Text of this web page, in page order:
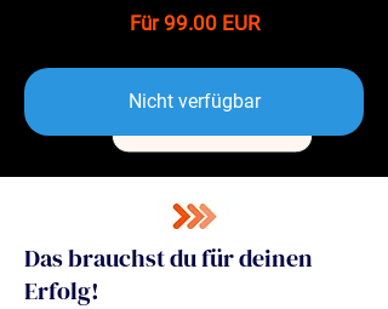
Für 99.00 EUR
Nicht verfügbar
Das brauchst du für deinen
Erfolg!